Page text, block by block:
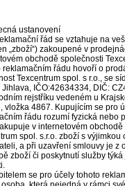
ustanovení
řád se vztahuje na
„zboží“) zakoupené v
obchodě společnosti
reklamačním řádu hovoří o
Texcentrum spol. s r.o., se
IČO:42634334, DIČ:
rejstříku vedeném u
vložka 4867. Kupujícím se pro
řádu rozumí fyzická nebo
v internetovém
spol. s.r.o. zboží s výjimkou
a při uzavření smlouvy je z
zboží či poskytnutí služby
se pro účely tohoto